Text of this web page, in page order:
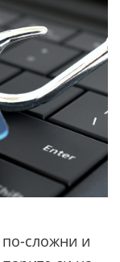
по-сложни и